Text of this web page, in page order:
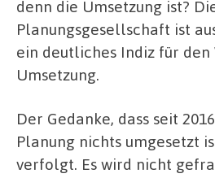
denn die Umsetzung ist?
Planungsgesellschaft ist
ein deutliches Indiz für
Umsetzung.
Der Gedanke, dass seit
Planung nichts umgesetzt
verfolgt. Es wird nicht